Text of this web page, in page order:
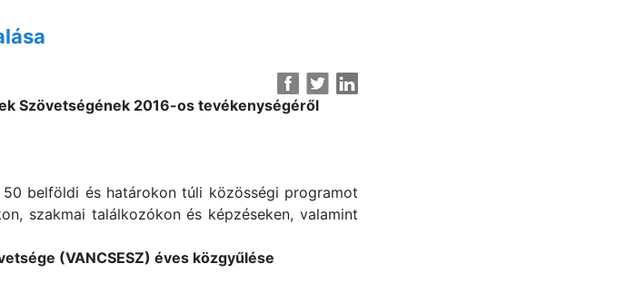
Szövetségének 2016-os tevékenységéről
belföldi és határokon túli közösségi programot
szakmai találkozókon és képzéseken, valamint
(VANCSESZ) éves közgyűlése